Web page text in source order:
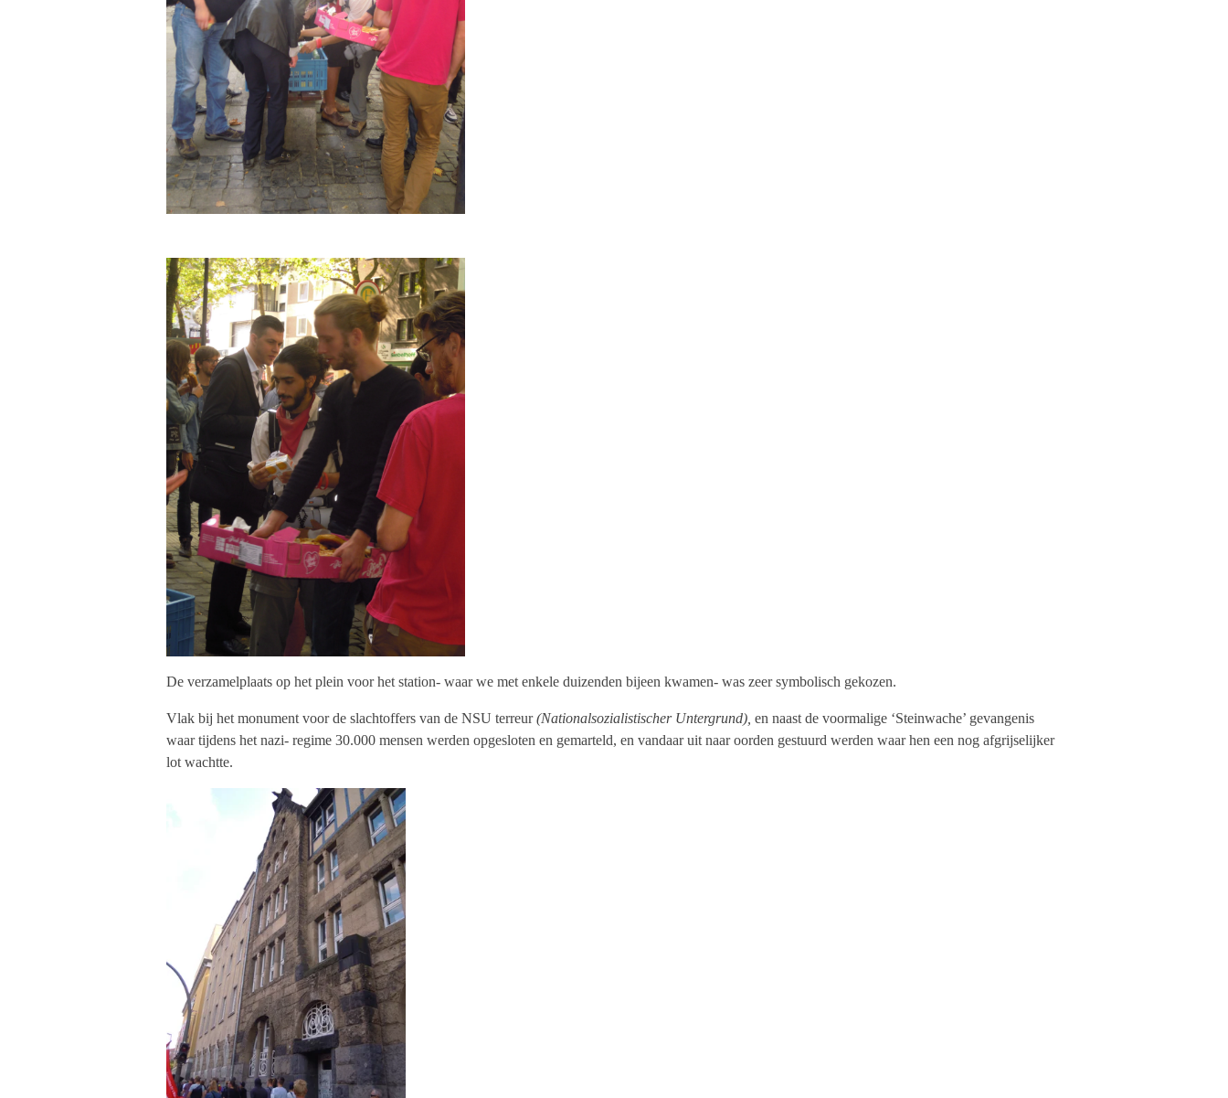
De verzamelplaats op het plein voor het station- waar we met enkele duizenden bijeen kwamen- was zeer symbolisch gekozen.
Vlak bij het monument voor de slachtoffers van de NSU terreur(Nationalsozialistischer Untergrund), en naast de voormalige ‘Steinwache’ gevangenis
waar tijdens het nazi- regime 30.000 mensen werden opgesloten en gemarteld, en vandaar uit naar oorden gestuurd werden waar hen een nog afgrijselijker
lot wachtte.